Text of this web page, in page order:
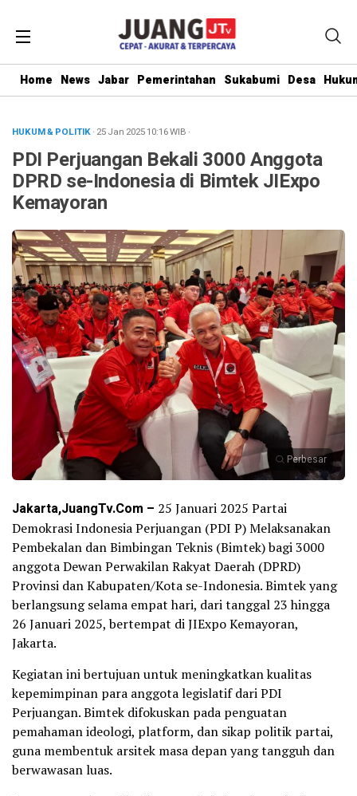
Home News Jabar Pemerintahan Sukabumi Desa
HUKUM & POLITIK· 25 Jan 202510:16WIB ·
PDI Perjuangan Bekali 3000 Anggota
DPRD se-Indonesia di Bimtek JIExpo
Kemayoran
Perbesar
Jakarta,JuangTv.Com – 25 Januari 2025 Partai
Demokrasi Indonesia Perjuangan (PDI P) Melaksanakan
Pembekalan dan Bimbingan Teknis (Bimtek) bagi 3000
anggota Dewan Perwakilan Rakyat Daerah (DPRD)
Provinsi dan Kabupaten/Kota se-Indonesia. Bimtek yang
berlangsung selama empat hari, dari tanggal 23 hingga
26 Januari 2025, bertempat di JIExpo Kemayoran,
Jakarta.
Kegiatan ini bertujuan untuk meningkatkan kualitas
kepemimpinan para anggota legislatif dari PDI
Perjuangan. Bimtek difokuskan pada penguatan
pemahaman ideologi, platform, dan sikap politik partai,
guna membentuk arsitek masa depan yang tangguh dan
berwawasan luas.